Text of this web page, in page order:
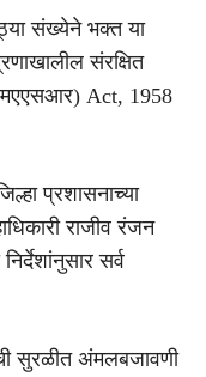
संख्येने भक्त या
संरक्षित
Act, 1958
प्रशासनाच्या
राजीव रंजन
सर्व
सुरळीत अंमलबजावणी